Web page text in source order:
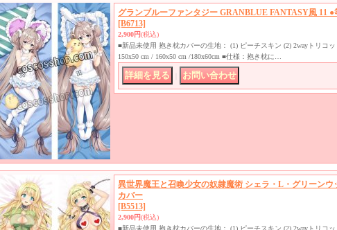
グランブルーファンタジー GRANBLUE FANTASY風 11
[B6713]
2,900円(税込)
■新品未使用 抱き枕カバーの生地： (1) ピーチスキン (2) 2wayトリコ
150x50 cm / 160x50 cm /180x60cm ■仕様：抱き枕に…
異世界魔王と召喚少女の奴隷魔術 シェラ・L・グリーンウ
カバー
[B5513]
2,900円(税込)
■新品未使用 抱き枕カバーの生地： (1) ピーチスキン (2) 2wayトリコ